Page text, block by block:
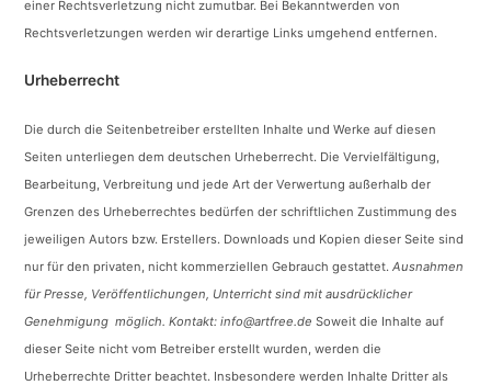
einer Rechtsverletzung nicht zumutbar. Bei Bekanntwerden von
Rechtsverletzungen werden wir derartige Links umgehend entfernen.
Urheberrecht
Die durch die Seitenbetreiber erstellten Inhalte und Werke auf diesen
Seiten unterliegen dem deutschen Urheberrecht. Die Vervielfältigung,
Bearbeitung, Verbreitung und jede Art der Verwertung außerhalb der
Grenzen des Urheberrechtes bedürfen der schriftlichen Zustimmung des
jeweiligen Autors bzw. Erstellers. Downloads und Kopien dieser Seite sind
nur für den privaten, nicht kommerziellen Gebrauch gestattet.Ausnahmen
für Presse, Veröffentlichungen, Unterricht sind mit ausdrücklicher
Genehmigung möglich. Kontakt: info@artfree.de Soweit die Inhalte auf
dieser Seite nicht vom Betreiber erstellt wurden, werden die
Urheberrechte Dritter beachtet. Insbesondere werden Inhalte Dritter als